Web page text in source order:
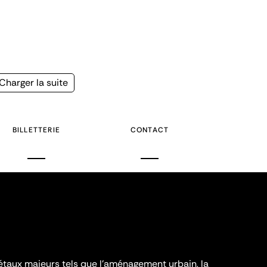
la suite
BILLETTERIE CONTACT
majeurs tels que l'aménagement urbain, la